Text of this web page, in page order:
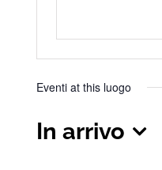
Eventi at this luogo
In arrivo